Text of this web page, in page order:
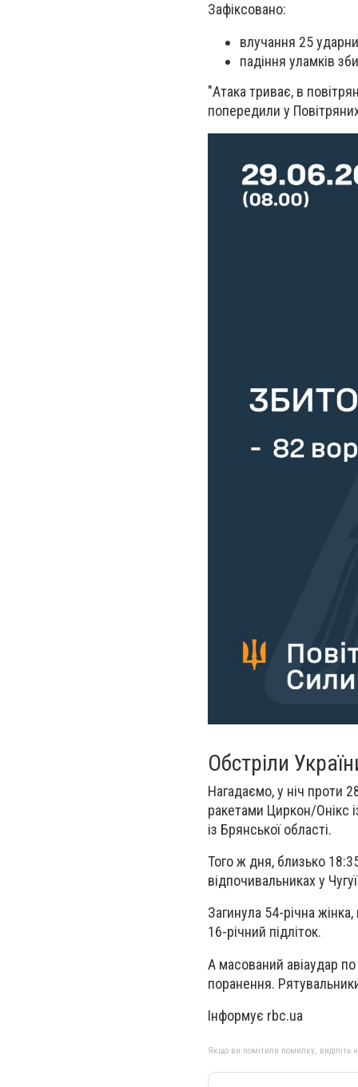
Зафіксовано:
влучання 25
падіння уламків
"Атака триває, в
попередили у
Обстріли
Нагадаємо, у ніч проти
ракетами Циркон/Онікс
із Брянської області.
Того ж дня, близько
відпочивальниках у
Загинула 54-річна
16-річний підліток.
А масований авіаудар
поранення.
Інформує rbc.ua
Якщо ви помітили помилку, виділіть